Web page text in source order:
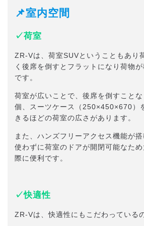
📌室内空間
✓荷室
ZR-Vは、荷室SUVということもあり
く後席を倒すとフラットになり荷物
です。
荷室が広いことで、後席を倒すこと
個、スーツケース（250×450×670）
きるほどの荷室の広さがあります。
また、ハンズフリーアクセス機能が
使わずに荷室のドアが開閉可能なた
際に便利です。
✓快適性
ZR-Vは、快適性にもこだわっている